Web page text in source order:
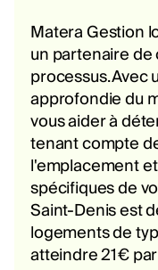
Matera Gestion
un partenaire
processus. Avec
approfondie du
vous aider à
tenant compte
l'emplacement
spécifiques de
Saint-Denis est
logements de
atteindre 21€ par